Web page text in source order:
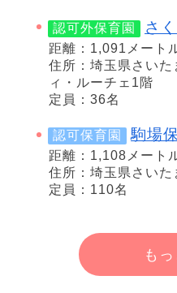
認可外保育園 さ
距離：1,091メート
住所：埼玉県さい
ィ・ルーチェ1階
定員：36名
認可保育園 駒場
距離：1,108メート
住所：埼玉県さい
定員：110名
も